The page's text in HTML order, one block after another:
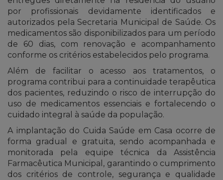
por profissionais devidamente identificados e
autorizados pela Secretaria Municipal de Saúde. Os
medicamentos são disponibilizados para um período
de 60 dias, com renovação e acompanhamento
conforme os critérios estabelecidos pelo programa.
Além de facilitar o acesso aos tratamentos, o
programa contribui para a continuidade terapêutica
dos pacientes, reduzindo o risco de interrupção do
uso de medicamentos essenciais e fortalecendo o
cuidado integral à saúde da população.
A implantação do Cuida Saúde em Casa ocorre de
forma gradual e gratuita, sendo acompanhada e
monitorada pela equipe técnica da Assistência
Farmacêutica Municipal, garantindo o cumprimento
dos critérios de controle, segurança e qualidade